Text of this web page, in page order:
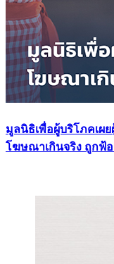
มูลนิธิเพื่อผู้บริโภคเผ
โฆษณาเกินจริง ถูกฟ้